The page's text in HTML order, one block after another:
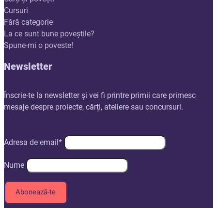
Cursuri
Fără categorie
La ce sunt bune poveștile?
Spune-mi o poveste!
Newsletter
Înscrie-te la newsletter și vei fi printre primii care primesc
mesaje despre proiecte, cărți, ateliere sau concursuri.
Adresa de email*
Nume